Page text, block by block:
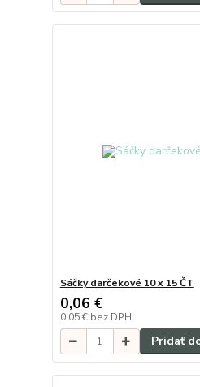
Sáčky darčekové 10 x 15 ČT
0,06 €
0,05 € bez DPH
Pridať